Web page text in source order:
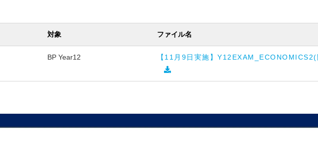
対象 ファイル名
BP Year12 【11月9日実施】